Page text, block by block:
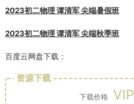
2023初二物理 谭清军 尖端暑假班
2023初二物理 谭清军 尖端秋季班
百度云网盘下载：
资源下载
下载价格 VIP